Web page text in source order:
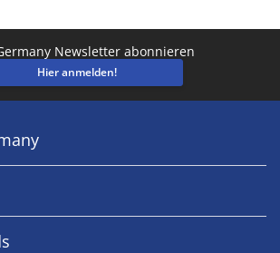
Newsletter abonnieren
Hier anmelden!